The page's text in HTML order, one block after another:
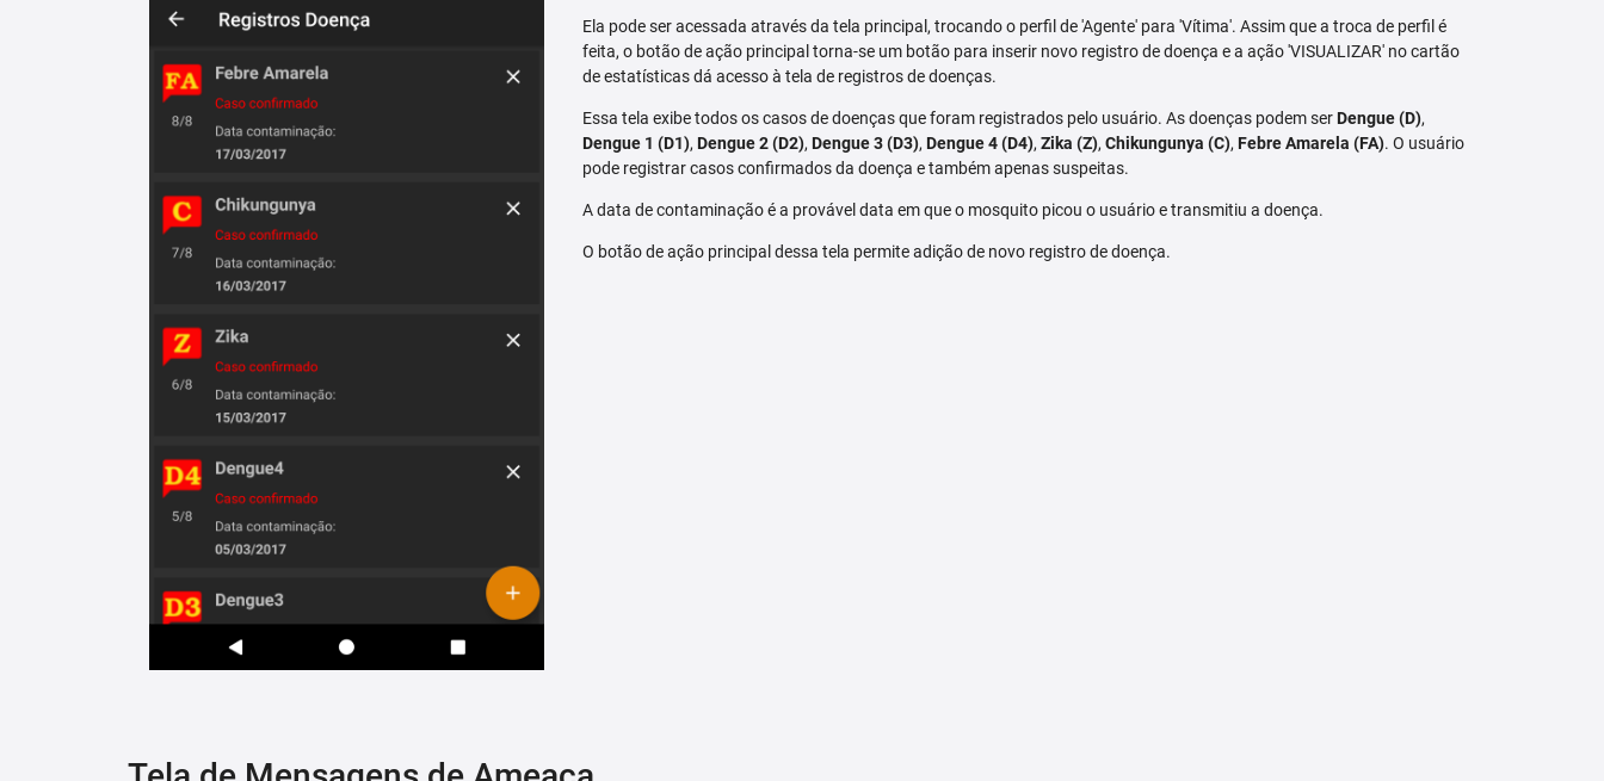
Ela pode ser acessada através da tela principal, trocando o perfil de 'Agente' para 'Vítima'. Assim que a troca de perfil é
feita, o botão de ação principal torna-se um botão para inserir novo registro de doença e a ação 'VISUALIZAR' no cartão
de estatísticas dá acesso à tela de registros de doenças.
Essa tela exibe todos os casos de doenças que foram registrados pelo usuário. As doenças podem serDengue (D),
Dengue 1 (D1),Dengue 2 (D2),Dengue 3 (D3),Dengue 4 (D4),Zika (Z),Chikungunya (C),Febre Amarela (FA). O usuário
pode registrar casos confirmados da doença e também apenas suspeitas.
A data de contaminação é a provável data em que o mosquito picou o usuário e transmitiu a doença.
O botão de ação principal dessa tela permite adição de novo registro de doença.